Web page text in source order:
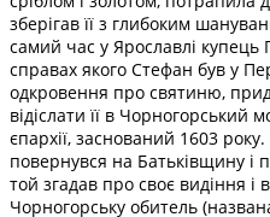
зберігав її з глибоким
самий час у Ярославлі купець
справах якого Стефан був у
одкровення про святиню,
відіслати її в Чорногорський
єпархії, заснований 1603
повернувся на Батьківщину і
той згадав про своє видіння і
Чорногорську обитель